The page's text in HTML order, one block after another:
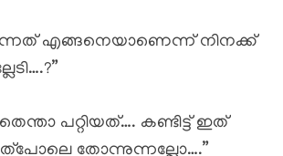
എങ്ങനെയാണെന്ന് നിനക്ക്
പറ്റിയത്…. കണ്ടിട്ട് ഇത്
തോന്നുന്നല്ലോ….”